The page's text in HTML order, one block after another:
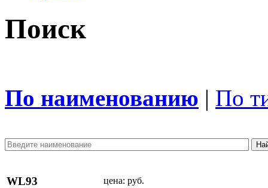
Поиск
По наименованию | По
WL93 цена: руб.